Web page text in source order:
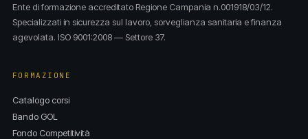
Ente di formazione accreditato Regione Campania n.001918/03/12.
Specializzati in sicurezza sul lavoro, sorveglianza sanitaria e finanza
agevolata. ISO 9001:2008 — Settore 37.
FORMAZIONE
Catalogo corsi
Bando GOL
Fondo Competitività